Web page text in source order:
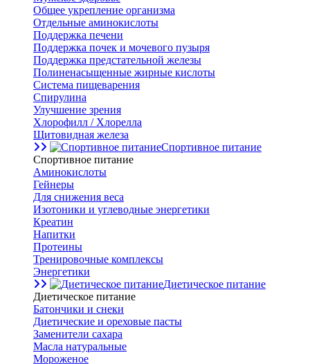
Общее укрепление организма
Отдельные аминокислоты
Поддержка печени
Поддержка почек и мочевого пузыря
Поддержка предстательной железы
Полиненасыщенные жирные кислоты
Система пищеварения
Спирулина
Улучшение зрения
Хлорофилл / Хлорелла
Щитовидная железа
Спортивное питание
Спортивное питание
Аминокислоты
Гейнеры
Для снижения веса
Изотоники и углеводные энергетики
Креатин
Напитки
Протеины
Тренировочные комплексы
Энергетики
Диетическое питание
Диетическое питание
Батончики и снеки
Диетические и ореховые пасты
Заменители сахара
Масла натуральные
Мороженое